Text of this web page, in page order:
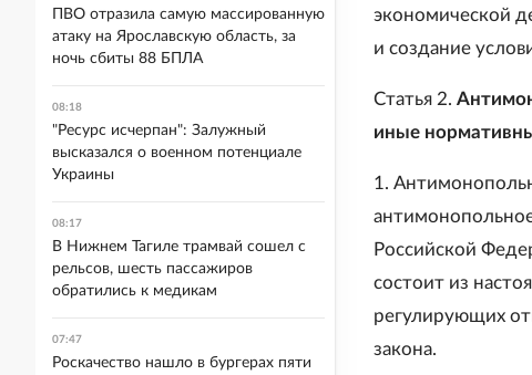
экономической
и создание
Статья 2.
иные
1.
Российской
состоит из
регулирующих
закона.
ПВО отразила самую массированную
атаку на Ярославскую область, за
ночь сбиты 88 БПЛА
08:18
"Ресурс исчерпан": Залужный
высказался о военном потенциале
Украины
08:17
В Нижнем Тагиле трамвай сошел с
рельсов, шесть пассажиров
обратились к медикам
07:47
Роскачество нашло в бургерах пяти